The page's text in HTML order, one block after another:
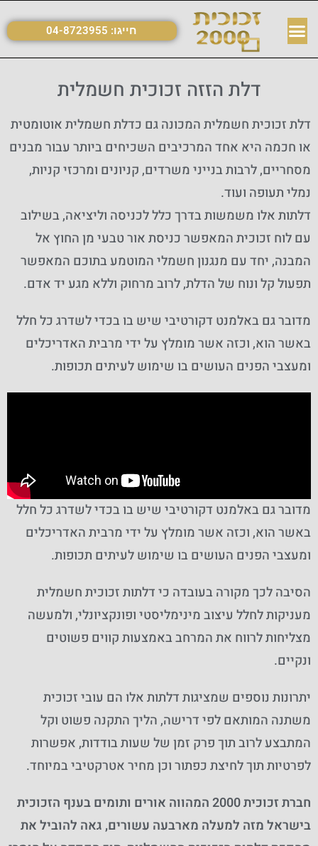
חייגו: 04-8723955
דלת הזזה זכוכית חשמלית
דלת זכוכית חשמלית המכונה גם כדלת חשמלית אוטומטית
או חכמה היא אחד המרכיבים השכיחים ביותר עבור מבנים
מסחריים, לרבות בנייני משרדים, קניונים ומרכזי קניות,
נמלי תעופה ועוד.
דלתות אלו משמשות בדרך כלל לכניסה וליציאה, בשילוב
עם לוח זכוכית המאפשר כניסת אור טבעי מן החוץ אל
המבנה, יחד עם מנגנון חשמלי המוטמע בתוכם המאפשר
תפעול קל ונוח של הדלת, לרוב מרחוק וללא מגע יד אדם.
מדובר גם באלמנט דקורטיבי שיש בו בכדי לשדרג כל חלל
באשר הוא, וכזה אשר מומלץ על ידי מרבית האדריכלים
ומעצבי הפנים העושים בו שימוש לעיתים תכופות.
מדובר גם באלמנט דקורטיבי שיש בו בכדי לשדרג כל חלל
באשר הוא, וכזה אשר מומלץ על ידי מרבית האדריכלים
ומעצבי הפנים העושים בו שימוש לעיתים תכופות.
הסיבה לכך מקורה בעובדה כי דלתות זכוכית חשמלית
מעניקות לחלל עיצוב מינימליסטי ופונקציונלי, ולמעשה
מצליחות לרווח את המרחב באמצעות קווים פשוטים
ונקיים.
יתרונות נוספים שמציגות דלתות אלו הם עובי זכוכית
משתנה המותאם לפי דרישה, הליך התקנה פשוט וקל
המתבצע לרוב תוך פרק זמן של שעות בודדות, אפשרות
לפרטיות תוך לחיצת כפתור וכן מחיר אטרקטיבי במיוחד.
חברת זכוכית 2000 המהווה אורים ותומים בענף הזכוכית
בישראל מזה למעלה מארבעה עשורים, גאה להוביל את